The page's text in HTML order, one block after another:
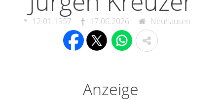
12.01.1957 17.06.2026 Neuhausen
Anzeige